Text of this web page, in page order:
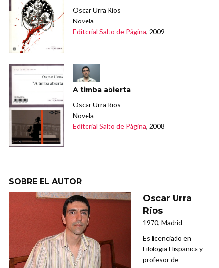
Oscar Urra Rios
Novela
Editorial Salto de Página, 2009
A timba abierta
Oscar Urra Rios
Novela
Editorial Salto de Página, 2008
SOBRE EL AUTOR
Oscar Urra
Rios
1970, Madrid
Es licenciado en
Filología Hispánica y
profesor de